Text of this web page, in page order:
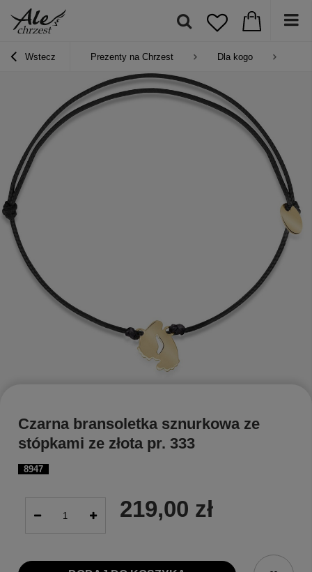
Wstecz Prezenty na Chrzest Dla kogo
8947
Czarna bransoletka sznurkowa ze
stópkami ze złota pr. 333
219,00 zł